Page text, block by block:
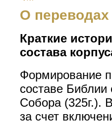
О
Краткие
состава
Формирование
составе Библии
Собора (325г.).
за счет